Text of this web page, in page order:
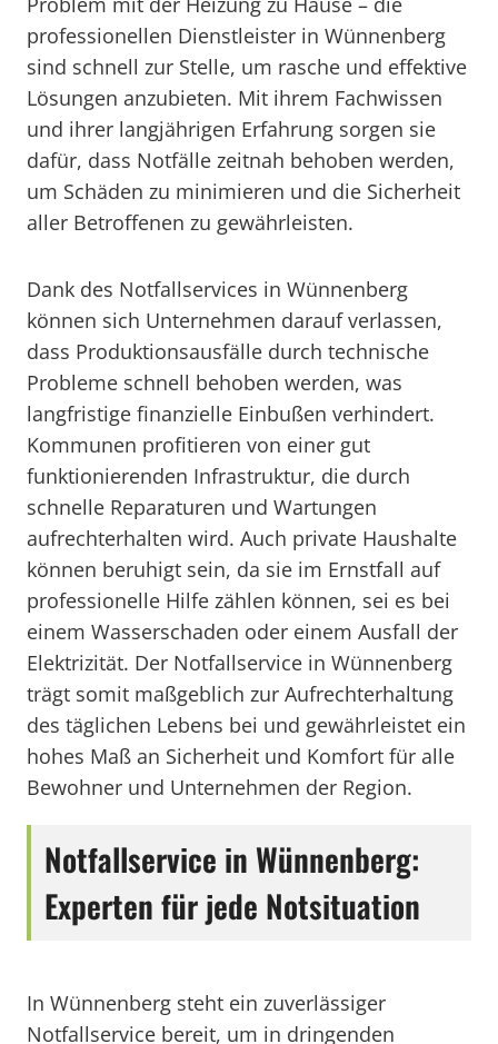
professionellen Dienstleister in Wünnenberg
sind schnell zur Stelle, um rasche und effektive
Lösungen anzubieten. Mit ihrem Fachwissen
und ihrer langjährigen Erfahrung sorgen sie
dafür, dass Notfälle zeitnah behoben werden,
um Schäden zu minimieren und die Sicherheit
aller Betroffenen zu gewährleisten.
Dank des Notfallservices in Wünnenberg
können sich Unternehmen darauf verlassen,
dass Produktionsausfälle durch technische
Probleme schnell behoben werden, was
langfristige finanzielle Einbußen verhindert.
Kommunen profitieren von einer gut
funktionierenden Infrastruktur, die durch
schnelle Reparaturen und Wartungen
aufrechterhalten wird. Auch private Haushalte
können beruhigt sein, da sie im Ernstfall auf
professionelle Hilfe zählen können, sei es bei
einem Wasserschaden oder einem Ausfall der
Elektrizität. Der Notfallservice in Wünnenberg
trägt somit maßgeblich zur Aufrechterhaltung
des täglichen Lebens bei und gewährleistet ein
hohes Maß an Sicherheit und Komfort für alle
Bewohner und Unternehmen der Region.
Notfallservice in Wünnenberg:
Experten für jede Notsituation
In Wünnenberg steht ein zuverlässiger
Notfallservice bereit, um in dringenden